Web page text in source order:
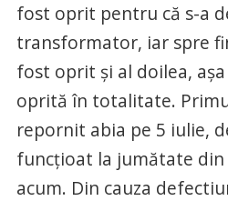
fost oprit pentru că s-a
transformator, iar spre
fost oprit şi al doilea,
oprită în totalitate.
repornit abia pe 5 iulie,
funcţioat la jumătate din
acum. Din cauza